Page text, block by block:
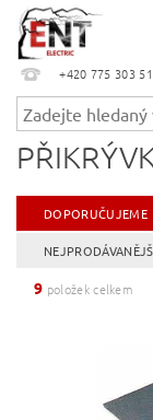
+420 775 303
DOPORUČUJEME
9 položek celkem